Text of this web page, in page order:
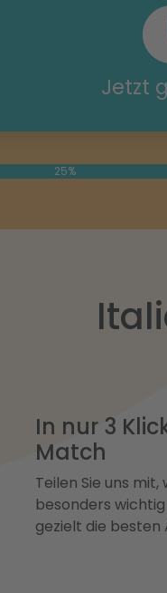
Jetzt
25%
In nur 3
Match
Teilen Sie uns
besonders
gezielt die besten